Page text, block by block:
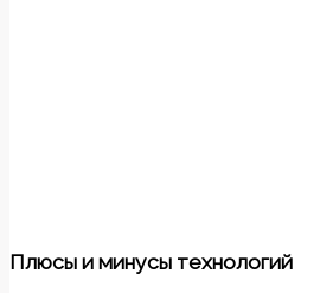
Плюсы и минусы технологий